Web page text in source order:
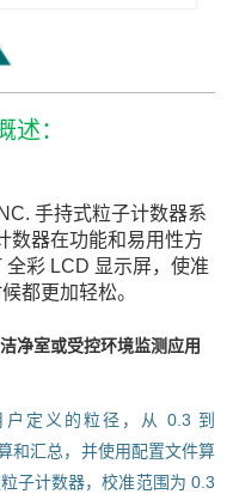
：
手持式粒子计数器系
数器在功能和易用性方
彩 LCD 显示屏，使准
都更加轻松。
净室或受控环境监测应用
定义的粒径，从 0.3 到
和汇总，并使用配置文件算
子计数器，校准范围为 0.3